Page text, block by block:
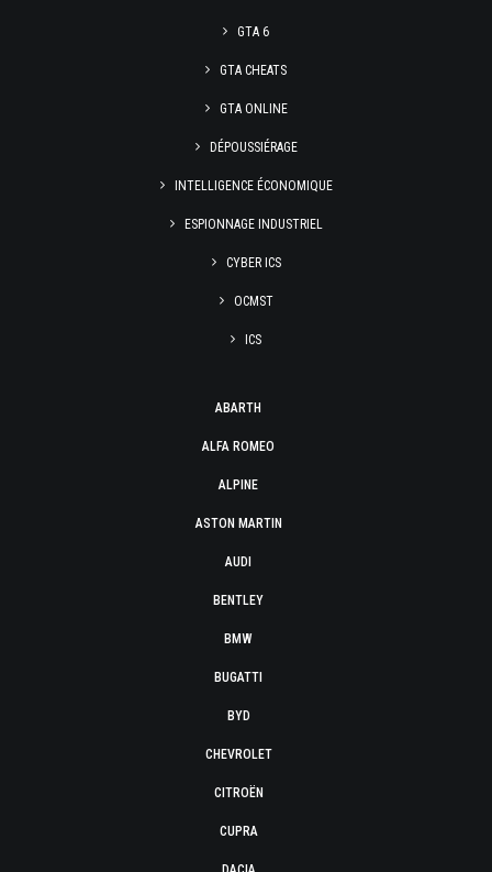
GTA 6
GTA CHEATS
GTA ONLINE
DÉPOUSSIÉRAGE
INTELLIGENCE ÉCONOMIQUE
ESPIONNAGE INDUSTRIEL
CYBER ICS
OCMST
ICS
ABARTH
ALFA ROMEO
ALPINE
ASTON MARTIN
AUDI
BENTLEY
BMW
BUGATTI
BYD
CHEVROLET
CITROËN
CUPRA